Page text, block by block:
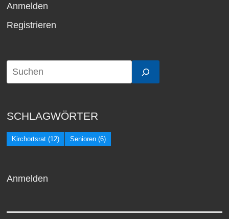
Anmelden
Registrieren
SCHLAGWÖRTER
Kirchortsrat (12) Senioren (6)
Anmelden